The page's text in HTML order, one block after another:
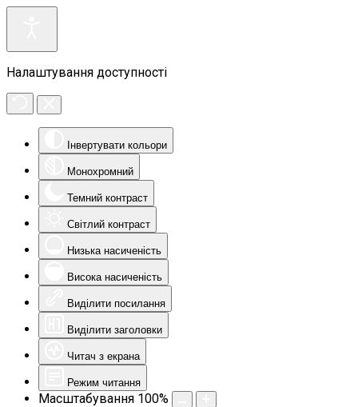
Налаштування доступності
Інвертувати кольори
Монохромний
Темний контраст
Світлий контраст
Низька насиченість
Висока насиченість
Виділити посилання
Виділити заголовки
Читач з екрана
Режим читання
Масштабування 100%